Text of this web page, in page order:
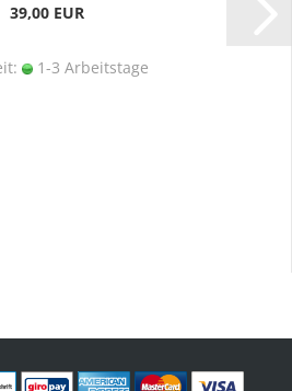
39,00 EUR
1-3 Arbeitstage